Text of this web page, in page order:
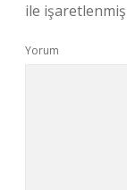
ile
Yorum